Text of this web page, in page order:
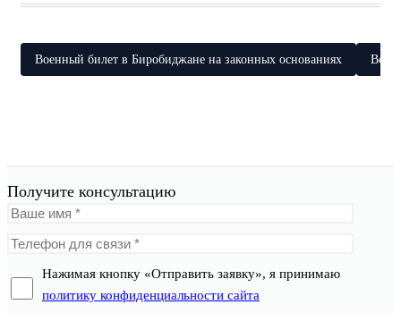
Военный билет в Биробиджане на законных основаниях
Получите консультацию
Нажимая кнопку «Отправить заявку», я принимаю
политику конфиденциальности сайта